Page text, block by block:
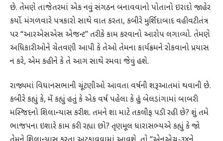
છે. તેમણે તાજેતરમાં એક નવું સંગઠન બનાવવાનો પોતાનો ઇરાદો જાહેર
કર્યો. મંગળવારે પત્રકારો સાથે વાત કરતા, કબીરે મુર્શિદાબાદ વહીવટીતંત્ર
પર “આરએસએસ એજન્ટ” તરીકે કામ કરવાનો આરોપ લગાવ્યો. તેમણે
અધિકારીઓને ચેતવણી આપી કે તેઓ તેમના કાર્યક્રમને રોકવાનો પ્રયાસ
ન કરે, એમ કહીને કે તે આગ સાથે રમવા જેવું હશે.
રાજ્યમાં વિધાનસભાની ચૂંટણીઓ આવતા વર્ષની શરૂઆતમાં થવાની છે.
કબીરે કહ્યું કે, મેં કહ્યું હતું કે એક વર્ષ પહેલા કે હું બેલડાંગામાં બાબરી
મસ્જિદનો શિલાન્યાસ કરીશ. તમને શા માટે તકલીફ પડી રહી છે? શું તમે
ભાજપના ઇશારે કામ કરી રહ્યા છો? તૃણમૂલ ધારાસભ્યએ કહ્યું કે જાે